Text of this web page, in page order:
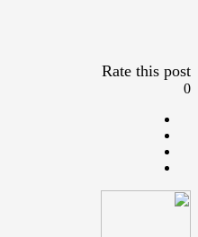
Rate this post
0